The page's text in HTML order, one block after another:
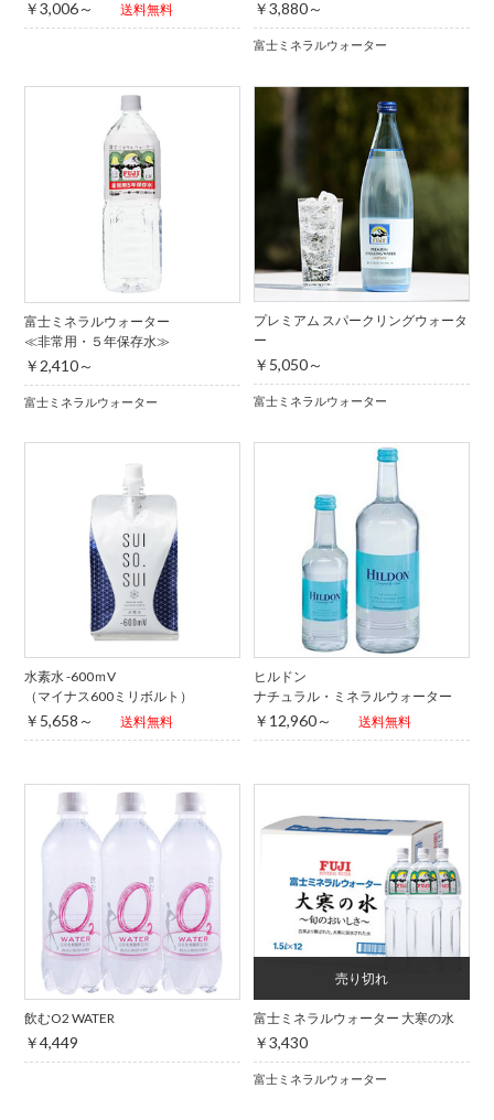
￥3,006～ 送料無料 ￥3,880～
富士ミネラルウォーター
富士ミネラルウォーター
≪非常用・５年保存水≫
￥2,410～
富士ミネラルウォーター
プレミアム スパークリングウォータ
ー
￥5,050～
富士ミネラルウォーター
水素水 -600ｍV
（マイナス600ミリボルト）
￥5,658～ 送料無料
ヒルドン
ナチュラル・ミネラルウォーター
￥12,960～ 送料無料
飲むO2 WATER
￥4,449
富士ミネラルウォーター 大寒の水
￥3,430
富士ミネラルウォーター